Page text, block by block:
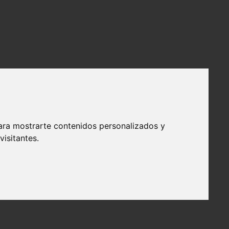
mostrarte contenidos personalizados y